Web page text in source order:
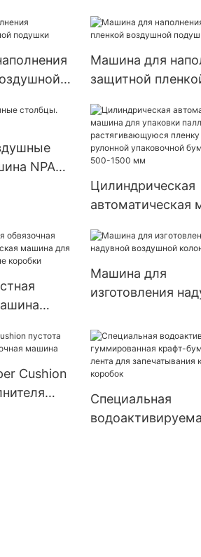
Машина для
защитной
NPA
Цилиндрическая
автоматическая
упаковочной
длиной 500-
Машина для
изготовления
Cushion
Специальная